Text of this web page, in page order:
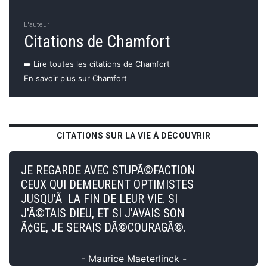
L'auteur
Citations de Chamfort
➡️ Lire toutes les citations de Chamfort
En savoir plus sur Chamfort
CITATIONS SUR LA VIE À DÉCOUVRIR
JE REGARDE AVEC STUPÃ©FACTION
CEUX QUI DEMEURENT OPTIMISTES
JUSQU'Ã LA FIN DE LEUR VIE. SI
J'Ã©TAIS DIEU, ET SI J'AVAIS SON
Ã¢GE, JE SERAIS DÃ©COURAGÃ©.
- Maurice Maeterlinck -